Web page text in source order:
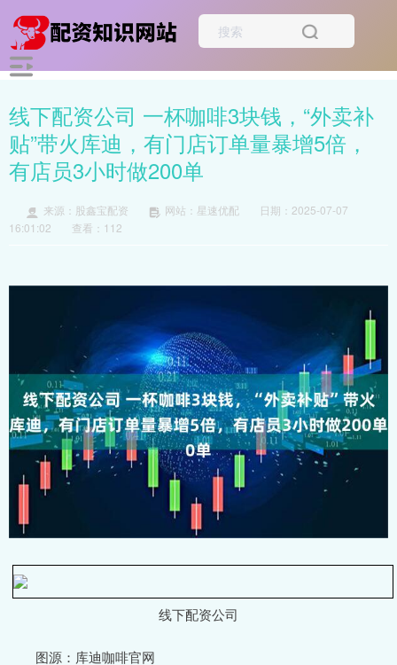
线下配资公司 一杯咖啡3块钱，“外卖补
贴”带火库迪，有门店订单量暴增5倍，
有店员3小时做200单
来源：股鑫宝配资 网站：星速优配
日期：2025-07-07
16:01:02
查看：112
线下配资公司
图源：库迪咖啡官网